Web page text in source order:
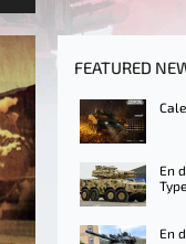
FEATURED
En
En